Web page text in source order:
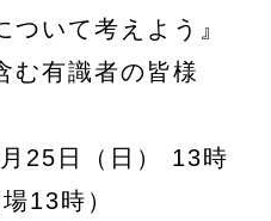
いて考えよう』
む有識者の皆様
25日（日） 13時
13時）